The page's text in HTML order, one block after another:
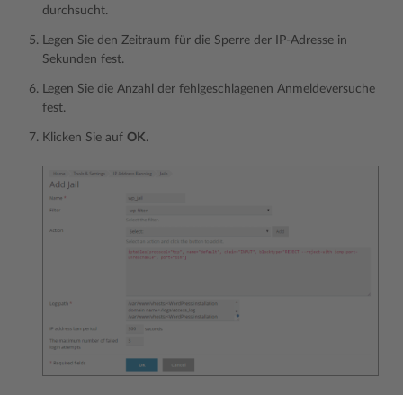
durchsucht.
Legen Sie den Zeitraum für die Sperre der IP-Adresse in
Sekunden fest.
Legen Sie die Anzahl der fehlgeschlagenen Anmeldeversuche
fest.
Klicken Sie auf OK.